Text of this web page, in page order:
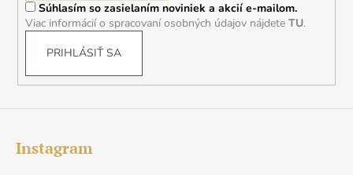
Súhlasím so zasielaním noviniek a akcií e-mailom.
Viac informácií o spracovaní osobných údajov nájdete TU.
PRIHLÁSIŤ SA
Instagram